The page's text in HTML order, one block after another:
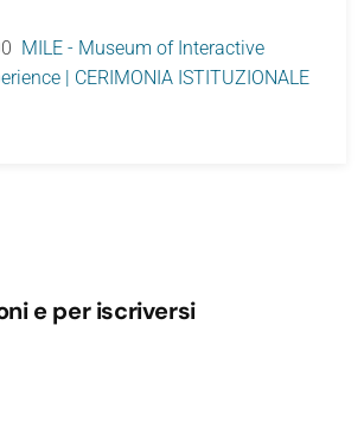
MILE - Museum of Interactive
| CERIMONIA ISTITUZIONALE
e per iscriversi